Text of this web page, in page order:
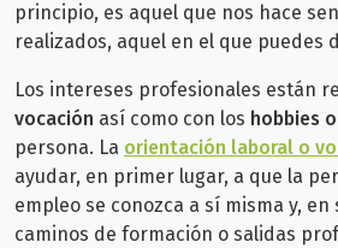
principio, es aquel que nos hace
realizados, aquel en el que puedes
Los intereses profesionales están
vocación así como con los hobbies
persona. La orientación laboral o
ayudar, en primer lugar, a que la
empleo se conozca a sí misma y,
caminos de formación o salidas